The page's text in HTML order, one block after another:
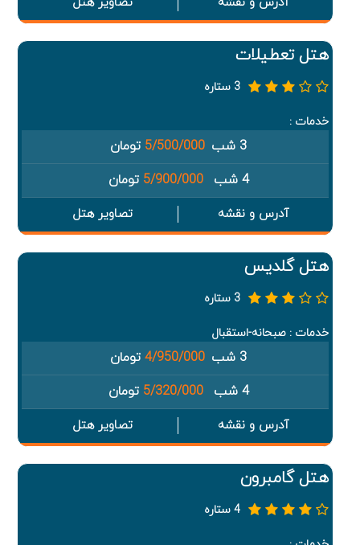
هتل تعطیلات
3 ستاره
خدمات :
3 شب 5/500/000 تومان
4 شب
5/900/000 تومان
آدرس و نقشه تصاویر هتل
هتل گلدیس
3 ستاره
خدمات : صبحانه-استقبال
3 شب 4/950/000 تومان
4 شب
5/320/000 تومان
آدرس و نقشه تصاویر هتل
هتل گامبرون
4 ستاره